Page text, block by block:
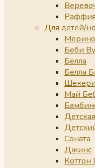
Раффия
Для детей/
Беби
Белла
Белла
Май
Соната
Джинс
Коттон